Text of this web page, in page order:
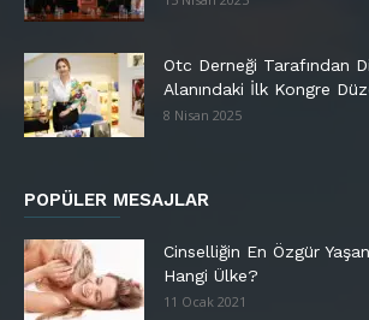
Otc Derneği Tarafından
Alanındaki İlk Kongre
8 Nisan 2025
POPÜLER MESAJLAR
Cinselliğin En Özgür
Hangi Ülke?
11 Ocak 2021